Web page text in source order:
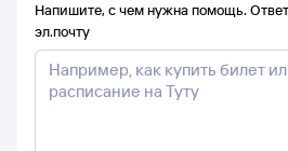
Напишите, с чем нужна помощь.
эл.почту